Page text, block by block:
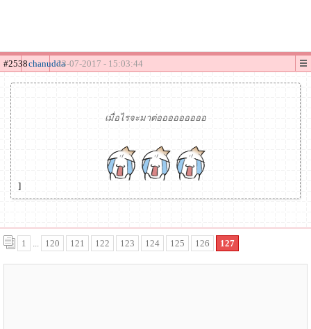
#2538chanudda23-07-2017 - 15:03:44
เมื่อไรจะมาต่อออออออออ
]
1 ... 120 121 122 123 124 125 126 127